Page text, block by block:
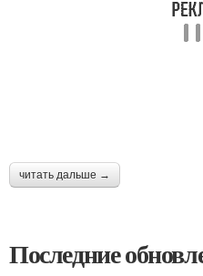
читать дальше →
Последние